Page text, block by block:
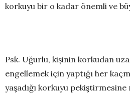
korkuyu bir o kadar önemli ve
Psk. Uğurlu, kişinin korkudan
engellemek için yaptığı her
yaşadığı korkuyu